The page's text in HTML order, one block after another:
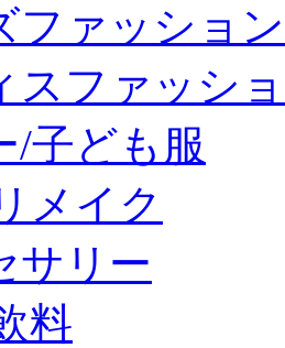
ファッション
スファッシ
/子ども服
メイク
サリー
料